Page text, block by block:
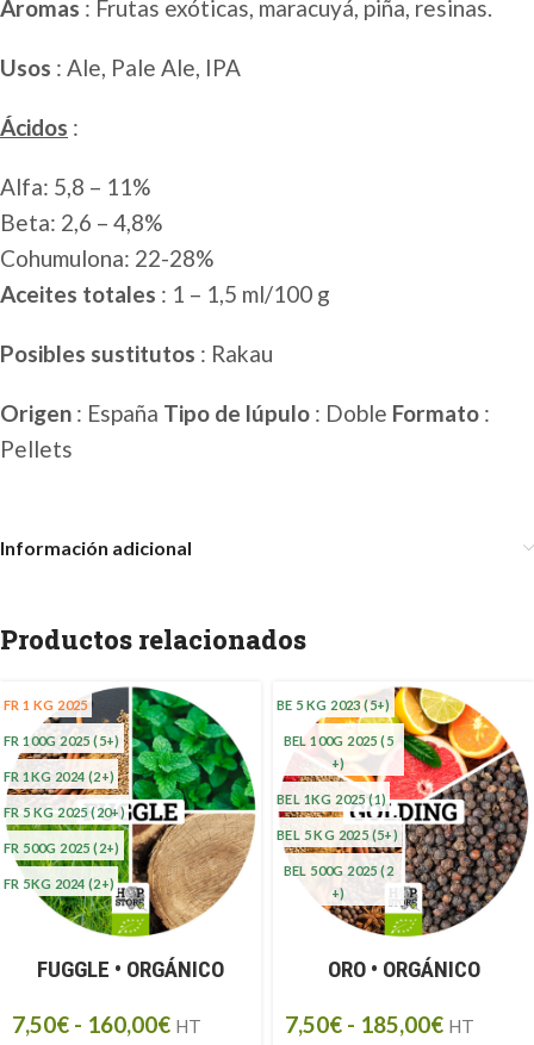
Aromas : Frutas exóticas, maracuyá, piña, resinas.
Usos : Ale, Pale Ale, IPA
Ácidos :
Alfa: 5,8 – 11%
Beta: 2,6 – 4,8%
Cohumulona: 22-28%
Aceites totales : 1 – 1,5 ml/100 g
Posibles sustitutos : Rakau
Origen : España Tipo de lúpulo : Doble Formato :
Pellets
Información adicional
Productos relacionados
FR 1 KG 2025
FR 100G 2025(5+)
FR 1KG 2024 (2+)
FR 5 KG 2025(20+)
FR 500G 2025(2+)
FR 5KG 2024 (2+)
FUGGLE • ORGÁNICO
7,50€ - 160,00€ HT
BE 5 KG 2023(5+)
BEL 100G 2025(5
+)
BEL 1KG 2025(1)
BEL 5 KG 2025 (5+)
BEL 500G 2025(2
+)
ORO • ORGÁNICO
7,50€ - 185,00€ HT